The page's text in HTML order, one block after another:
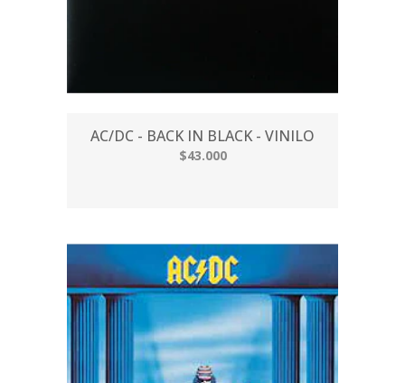
AC/DC - BACK IN BLACK - VINILO
$43.000